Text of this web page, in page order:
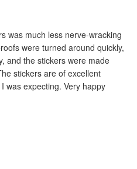
was much less nerve-wracking
were turned around quickly,
and the stickers were made
stickers are of excellent
was expecting. Very happy